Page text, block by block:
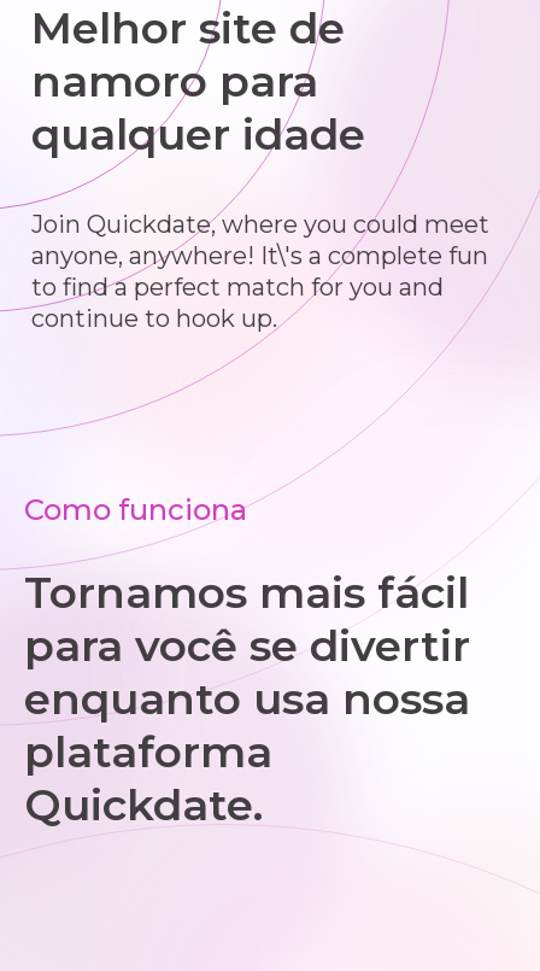
Melhor site de
namoro para
qualquer idade
Join Quickdate, where you could meet
anyone, anywhere! It\'s a complete fun
to find a perfect match for you and
continue to hook up.
Como funciona
Tornamos mais fácil
para você se divertir
enquanto usa nossa
plataforma
Quickdate.